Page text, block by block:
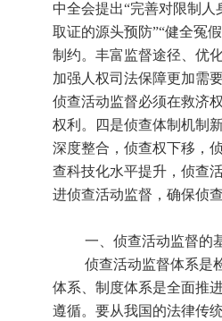
中全会提出“完善对限制
取证的源头预防”“健全冤
制约。丰富监督途径、优
加强人权司法保障更加需
侦查活动监督必须在救济
权利。四是侦查体制机制
深度整合，侦查权下移，
查科技化水平提升，侦查
进侦查活动监督，确保侦
一、侦查活动监督的基
侦查活动监督体系是检
体系、制度体系是全面推
遵循。要从我国的法律传